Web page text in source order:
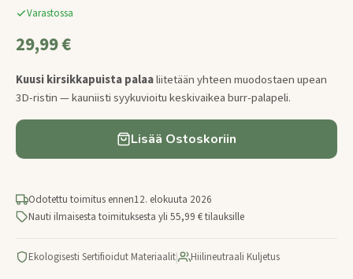
Varastossa
29,99 €
Kuusi kirsikkapuista palaaliitetään yhteen muodostaen upean
3D-ristin — kauniisti syykuvioitu keskivaikea burr-palapeli.
Lisää Ostoskoriin
Odotettu toimitus ennen12. elokuuta 2026
Nauti ilmaisesta toimituksesta yli 55,99 € tilauksille
Ekologisesti Sertifioidut Materiaalit| Hiilineutraali Kuljetus